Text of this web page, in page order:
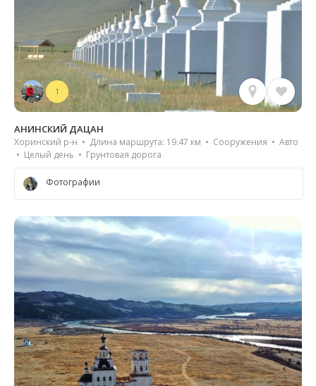
1
АНИНСКИЙ ДАЦАН
Хоринский р-н • Длина маршрута: 19.47 км • Сооружения • Авто
• Целый день • Грунтовая дорога
Фотографии